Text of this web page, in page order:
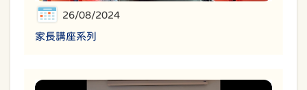
26/08/2024
家長講座系列